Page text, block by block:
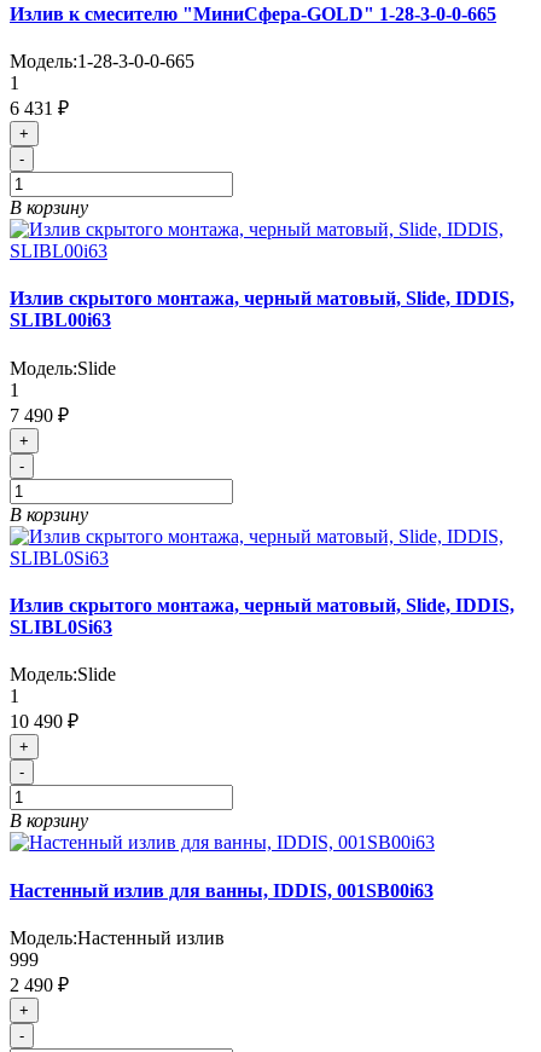
Излив к смесителю "МиниСфера-GOLD" 1-28-3-0-0-665
Модель:1-28-3-0-0-665
1
6 431 ₽
+
-
В корзину
Излив скрытого монтажа, черный матовый, Slide, IDDIS,
SLIBL00i63
Модель:Slide
1
7 490 ₽
+
-
В корзину
Излив скрытого монтажа, черный матовый, Slide, IDDIS,
SLIBL0Si63
Модель:Slide
1
10 490 ₽
+
-
В корзину
Настенный излив для ванны, IDDIS, 001SB00i63
Модель:Настенный излив
999
2 490 ₽
+
-